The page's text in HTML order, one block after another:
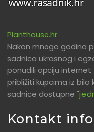
Planthouse.hr
Nakon mnogo godina
sadnica ukrasnog i
ponudili opciju internet
približiti kupcima iz bilo
sadnice dostupne "
Kontakt